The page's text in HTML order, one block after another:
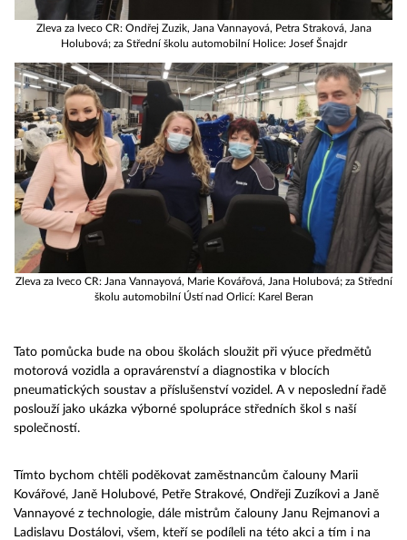
Zleva za Iveco CR: Ondřej Zuzik, Jana Vannayová, Petra Straková, Jana
Holubová; za Střední školu automobilní Holice: Josef Šnajdr
Zleva za Iveco CR: Jana Vannayová, Marie Kovářová, Jana Holubová; za Střední
školu automobilní Ústí nad Orlicí: Karel Beran
Tato pomůcka bude na obou školách sloužit při výuce předmětů
motorová vozidla a opravárenství a diagnostika v blocích
pneumatických soustav a příslušenství vozidel. A v neposlední řadě
poslouží jako ukázka výborné spolupráce středních škol s naší
společností.
Tímto bychom chtěli poděkovat zaměstnancům čalouny Marii
Kovářové, Janě Holubové, Petře Strakové, Ondřeji Zuzíkovi a Janě
Vannayové z technologie, dále mistrům čalouny Janu Rejmanovi a
Ladislavu Dostálovi, všem, kteří se podíleli na této akci a tím i na